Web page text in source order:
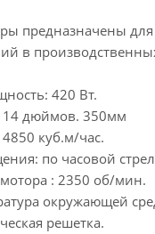
предназначены
в
420 Вт.
14 дюймов. 350мм
куб.м/час.
по часовой
: 2350 об/мин.
окружающей
решетка.